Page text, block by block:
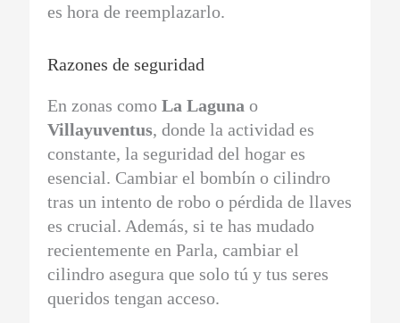
es hora de reemplazarlo.
Razones de seguridad
En zonas comoLa Laguna o
Villayuventus, donde la actividad es
constante, la seguridad del hogar es
esencial. Cambiar el bombín o cilindro
tras un intento de robo o pérdida de llaves
es crucial. Además, si te has mudado
recientemente en Parla, cambiar el
cilindro asegura que solo tú y tus seres
queridos tengan acceso.